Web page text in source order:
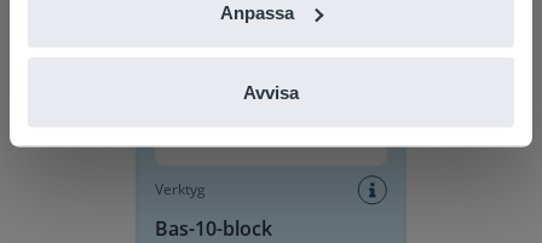
Anpassa
Avvisa
Verktyg
Bas-10-block